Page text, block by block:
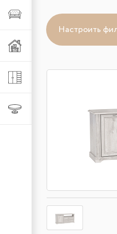
Мягкая
Мебель из металла
Столы и стулья
Настроить